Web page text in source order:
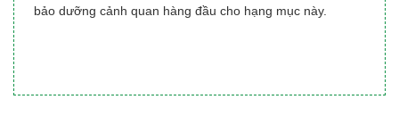
bảo dưỡng cảnh quan hàng đầu cho hạng mục này.